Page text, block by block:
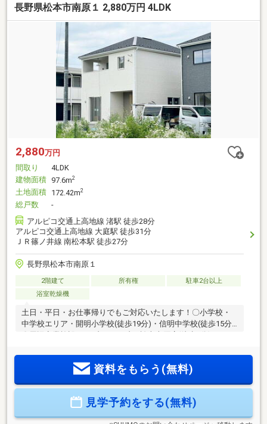
長野県松本市南原１ 2,880万円 4LDK
2,880万円
間取り
4LDK
建物面積 97.6m2
土地面積 172.42m2
総戸数
-
アルピコ交通上高地線 渚駅 徒歩28分
アルピコ交通上高地線 大庭駅 徒歩31分
ＪＲ篠ノ井線 南松本駅 徒歩27分
長野県松本市南原１
2階建て 所有権
駐車2台以上
浴室乾燥機
土日・平日・お仕事帰りでもご対応いたします！〇小学校・
中学校エリア・開明小学校(徒歩19分)・信明中学校(徒歩15分)
〇周辺商業施設・セブンイレブン 松本南原店(徒歩3分)・バロ
分)○●ONETEAM不動産なら資金計画からサポート●〇 ローン
に不安事ございませんか？・ローンについてわからない・車
下部の支払い例もチェック！弊社はお客様に合ったローンの
ご提案いたします♪
資料をもらう(無料)
見学予約をする(無料)